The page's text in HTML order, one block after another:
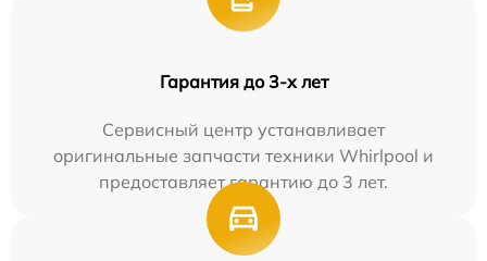
Гарантия до 3-х лет
Сервисный центр устанавливает
оригинальные запчасти техники Whirlpool и
предоставляет гарантию до 3 лет.